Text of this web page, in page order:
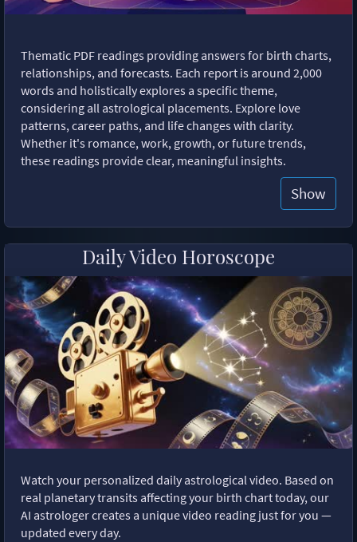
Thematic PDF readings providing answers for birth charts,
relationships, and forecasts. Each report is around 2,000
words and holistically explores a specific theme,
considering all astrological placements. Explore love
patterns, career paths, and life changes with clarity.
Whether it's romance, work, growth, or future trends,
these readings provide clear, meaningful insights.
Show
Daily Video Horoscope
Watch your personalized daily astrological video. Based on
real planetary transits affecting your birth chart today, our
AI astrologer creates a unique video reading just for you —
updated every day.